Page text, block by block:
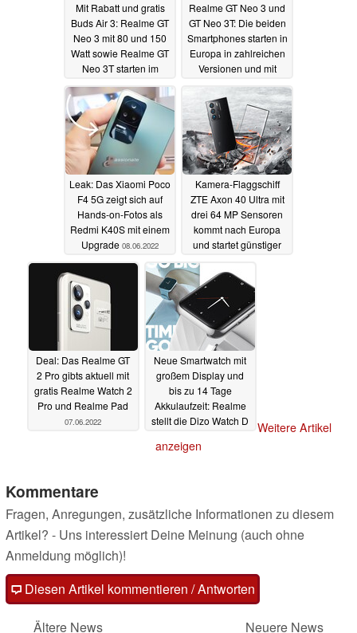
Mit Rabatt und gratis
Buds Air 3: Realme GT
Neo 3 mit 80 und 150
Watt sowie Realme GT
Neo 3T starten im
15.06.2022
Realme GT Neo 3 und
GT Neo 3T: Die beiden
Smartphones starten in
Europa in zahlreichen
Versionen und mit
08.06.2022
Leak: Das Xiaomi Poco
F4 5G zeigt sich auf
Hands-on-Fotos als
Redmi K40S mit einem
Upgrade 08.06.2022
Kamera-Flaggschiff
ZTE Axon 40 Ultra mit
drei 64 MP Sensoren
kommt nach Europa
und startet günstiger
Deal: Das Realme GT
2 Pro gibts aktuell mit
gratis Realme Watch 2
Pro und Realme Pad
07.06.2022
Neue Smartwatch mit
großem Display und
bis zu 14 Tage
Akkulaufzeit: Realme
stellt die Dizo Watch D
Weitere Artikel
anzeigen
Kommentare
Fragen, Anregungen, zusätzliche Informationen zu diesem
Artikel? - Uns interessiert Deine Meinung (auch ohne
Anmeldung möglich)!
Diesen Artikel kommentieren / Antworten
Ältere News
Neuere News